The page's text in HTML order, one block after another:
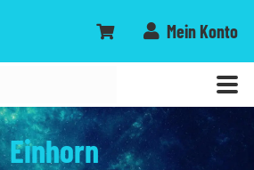
Mein Konto
Einhorn